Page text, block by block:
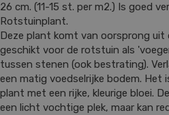
26 cm. (11-15 st. per m2.) Is goed
Rotstuinplant.
Deze plant komt van oorsprong uit
geschikt voor de rotstuin als
tussen stenen (ook bestrating).
een matig voedselrijke bodem. Het
plant met een rijke, kleurige bloei.
een licht vochtige plek, maar kan